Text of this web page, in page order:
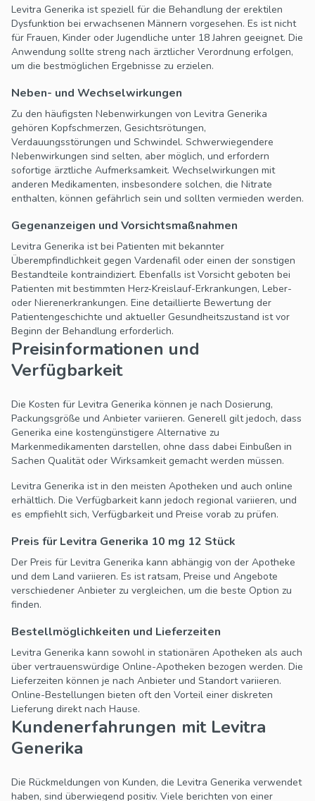
Levitra Generika ist speziell für die Behandlung der erektilen
Dysfunktion bei erwachsenen Männern vorgesehen. Es ist nicht
für Frauen, Kinder oder Jugendliche unter 18 Jahren geeignet. Die
Anwendung sollte streng nach ärztlicher Verordnung erfolgen,
um die bestmöglichen Ergebnisse zu erzielen.
Neben- und Wechselwirkungen
Zu den häufigsten Nebenwirkungen von Levitra Generika
gehören Kopfschmerzen, Gesichtsrötungen,
Verdauungsstörungen und Schwindel. Schwerwiegendere
Nebenwirkungen sind selten, aber möglich, und erfordern
sofortige ärztliche Aufmerksamkeit. Wechselwirkungen mit
anderen Medikamenten, insbesondere solchen, die Nitrate
enthalten, können gefährlich sein und sollten vermieden werden.
Gegenanzeigen und Vorsichtsmaßnahmen
Levitra Generika ist bei Patienten mit bekannter
Überempfindlichkeit gegen Vardenafil oder einen der sonstigen
Bestandteile kontraindiziert. Ebenfalls ist Vorsicht geboten bei
Patienten mit bestimmten Herz-Kreislauf-Erkrankungen, Leber-
oder Nierenerkrankungen. Eine detaillierte Bewertung der
Patientengeschichte und aktueller Gesundheitszustand ist vor
Beginn der Behandlung erforderlich.
Preisinformationen und
Verfügbarkeit
Die Kosten für Levitra Generika können je nach Dosierung,
Packungsgröße und Anbieter variieren. Generell gilt jedoch, dass
Generika eine kostengünstigere Alternative zu
Markenmedikamenten darstellen, ohne dass dabei Einbußen in
Sachen Qualität oder Wirksamkeit gemacht werden müssen.
Levitra Generika ist in den meisten Apotheken und auch online
erhältlich. Die Verfügbarkeit kann jedoch regional variieren, und
es empfiehlt sich, Verfügbarkeit und Preise vorab zu prüfen.
Preis für Levitra Generika 10 mg 12 Stück
Der Preis für Levitra Generika kann abhängig von der Apotheke
und dem Land variieren. Es ist ratsam, Preise und Angebote
verschiedener Anbieter zu vergleichen, um die beste Option zu
finden.
Bestellmöglichkeiten und Lieferzeiten
Levitra Generika kann sowohl in stationären Apotheken als auch
über vertrauenswürdige Online-Apotheken bezogen werden. Die
Lieferzeiten können je nach Anbieter und Standort variieren.
Online-Bestellungen bieten oft den Vorteil einer diskreten
Lieferung direkt nach Hause.
Kundenerfahrungen mit Levitra
Generika
Die Rückmeldungen von Kunden, die Levitra Generika verwendet
haben, sind überwiegend positiv. Viele berichten von einer